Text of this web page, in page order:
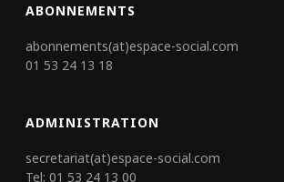
ABONNEMENTS
abonnements(at)espace-social.com
01 53 24 13 18
ADMINISTRATION
secretariat(at)espace-social.com
Tel: 01 53 24 13 00